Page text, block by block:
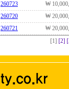
260723
₩
260720
₩
260721
₩
[1] [2]